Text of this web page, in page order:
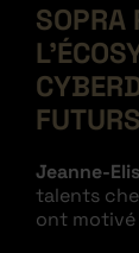
SOPRA
Jeanne-
talents
ont motivé